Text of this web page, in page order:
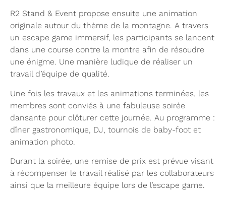
R2 Stand & Event propose ensuite une animation
originale autour du thème de la montagne. A travers
un escape game immersif, les participants se lancent
dans une course contre la montre afin de résoudre
une énigme. Une manière ludique de réaliser un
travail d’équipe de qualité.
Une fois les travaux et les animations terminées, les
membres sont conviés à une fabuleuse soirée
dansante pour clôturer cette journée. Au programme :
dîner gastronomique, DJ, tournois de baby-foot et
animation photo.
Durant la soirée, une remise de prix est prévue visant
à récompenser le travail réalisé par les collaborateurs
ainsi que la meilleure équipe lors de l’escape game.